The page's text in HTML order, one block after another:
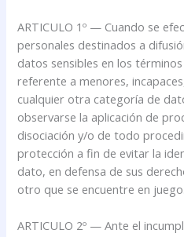
ARTICULO 1º — Cuando se
personales destinados a
datos sensibles en los términos
referente a menores,
cualquier otra categoría de
observarse la aplicación de
disociación y/o de todo
protección a fin de evitar la
dato, en defensa de sus
otro que se encuentre en juego.
ARTICULO 2º — Ante el